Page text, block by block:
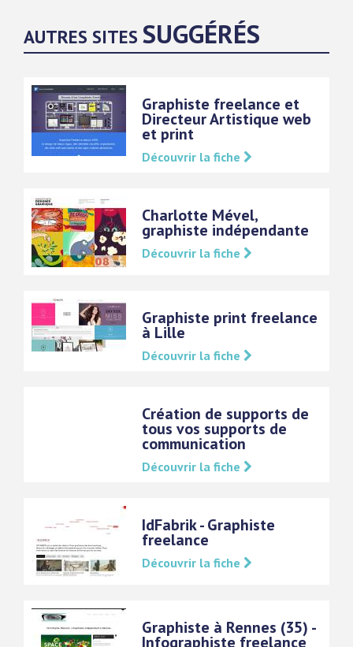
AUTRES SITES SUGGÉRÉS
Graphiste freelance et
Directeur Artistique web
et print
Découvrir la fiche
Charlotte Mével,
graphiste indépendante
Découvrir la fiche
Graphiste print freelance
à Lille
Découvrir la fiche
Création de supports de
tous vos supports de
communication
Découvrir la fiche
IdFabrik - Graphiste
freelance
Découvrir la fiche
Graphiste à Rennes (35) -
Infographiste freelance